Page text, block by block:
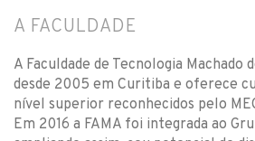
A FACULDADE
A Faculdade de Tecnologia Machado
desde 2005 em Curitiba e oferece
nível superior reconhecidos pelo
Em 2016 a FAMA foi integrada ao